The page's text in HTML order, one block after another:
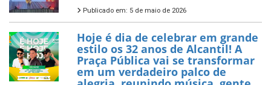
Publicado em: 5 de maio de 2026
Hoje é dia de celebrar em grande
estilo os 32 anos de Alcantil! A
Praça Pública vai se transformar
em um verdadeiro palco de